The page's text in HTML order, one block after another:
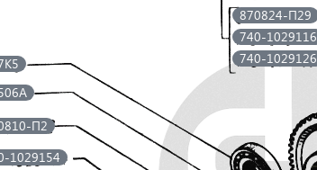
1029154
870824-П29
П2
740-1029126
740-1029116